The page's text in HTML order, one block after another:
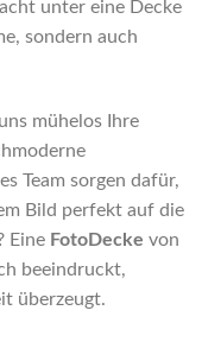
unter eine Decke
sondern auch
mühelos Ihre
Team sorgen dafür,
Bild perfekt auf die
Eine FotoDecke von
beeindruckt,
überzeugt.